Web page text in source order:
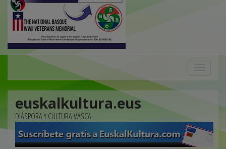
euskalkultura.eus
DIÁSPORA Y CULTURA VASCA